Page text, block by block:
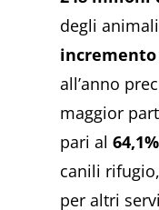
degli
incremento
all’anno
maggior
pari al64,1%
canili
per altri